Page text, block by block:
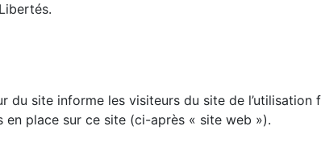
du site informe les visiteurs du site de
place sur ce site (ci-après « site web »).